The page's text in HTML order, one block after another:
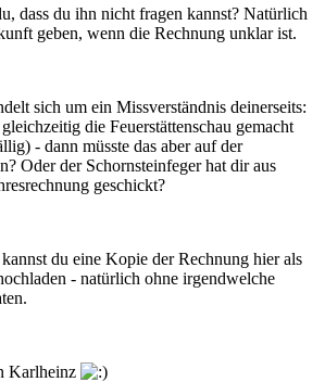
dass du ihn nicht fragen kannst? Natürlich
geben, wenn die Rechnung unklar ist.
sich um ein Missverständnis deinerseits:
die Feuerstättenschau gemacht
- dann müsste das aber auf der
Oder der Schornsteinfeger hat dir aus
geschickt?
du eine Kopie der Rechnung hier als
- natürlich ohne irgendwelche
Karlheinz